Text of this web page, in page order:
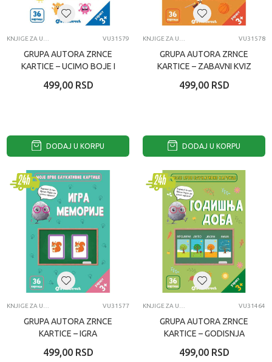
VU31579
GRUPA AUTORA ZRNCE
KARTICE – UCIMO BOJE I
499,00 RSD
DODAJ U KORPU
VU31578
GRUPA AUTORA ZRNCE
KARTICE – ZABAVNI KVIZ
499,00 RSD
DODAJ U KORPU
VU31577
GRUPA AUTORA ZRNCE
KARTICE – IGRA
499,00 RSD
VU31464
GRUPA AUTORA ZRNCE
KARTICE – GODISNJA
499,00 RSD